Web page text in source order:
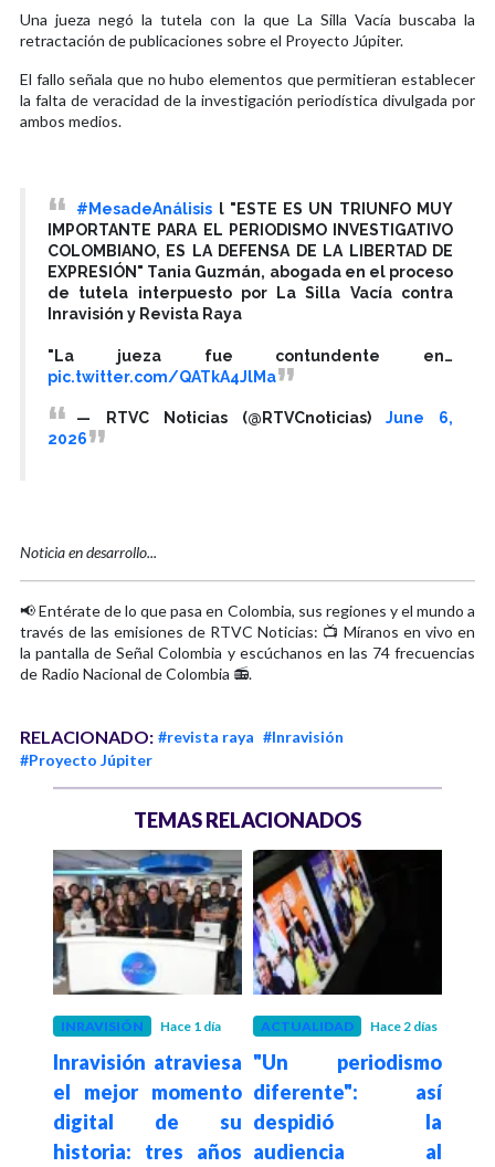
Una jueza negó la tutela con la que La Silla Vacía buscaba la
retractación de publicaciones sobre el Proyecto Júpiter.
El fallo señala que no hubo elementos que permitieran establecer
la falta de veracidad de la investigación periodística divulgada por
ambos medios.
#MesadeAnálisis l "ESTE ES UN TRIUNFO MUY
IMPORTANTE PARA EL PERIODISMO INVESTIGATIVO
COLOMBIANO, ES LA DEFENSA DE LA LIBERTAD DE
EXPRESIÓN" Tania Guzmán, abogada en el proceso
de tutela interpuesto por La Silla Vacía contra
Inravisión y Revista Raya
"La jueza fue contundente en…
pic.twitter.com/QATkA4JlMa
— RTVC Noticias (@RTVCnoticias) June 6,
2026
Noticia en desarrollo...
📢 Entérate de lo que pasa en Colombia, sus regiones y el mundo a
través de las emisiones de RTVC Noticias: 📺 Míranos en vivo en
la pantalla de Señal Colombia y escúchanos en las 74 frecuencias
de Radio Nacional de Colombia 📻.
RELACIONADO: #revista raya #Inravisión
#Proyecto Júpiter
TEMAS RELACIONADOS
INRAVISIÓN Hace 1 día
Inravisión atraviesa
el mejor momento
digital de su
historia: tres años
ACTUALIDAD Hace 2 días
"Un periodismo
diferente": así
despidió la
audiencia al